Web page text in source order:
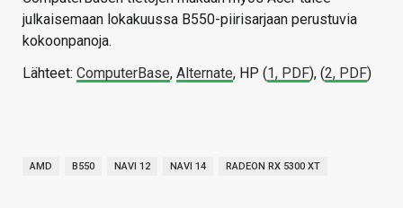
julkaisemaan lokakuussa B550-piirisarjaan perustuvia
kokoonpanoja.
Lähteet: ComputerBase, Alternate, HP (1, PDF), (2, PDF)
AMD B550 NAVI 12 NAVI 14 RADEON RX 5300 XT